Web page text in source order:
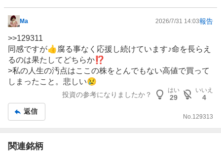
掲
示
板
記
事
Ma 2026/7/31 14:03報告
>>129311
同感ですが👍腐る事なく応援し続けています♪命を長らえ
るのは果たしてどちらか⁉️
>私の人生の汚点はここの株をとんでもない高値で買って
しまったこと。悲しい😢
投資の参考になりましたか？
はい
29
いいえ
4
返信
No. 129313
関連銘柄